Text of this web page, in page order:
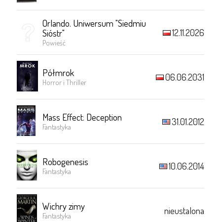
Orlando. Uniwersum "Siedmiu
Sióstr"
Powieść
12.11.2026
Półmrok
Horror i Thriller 06.06.2031
Mass Effect: Deception
Fantastyka 31.01.2012
Robogenesis
Fantastyka 10.06.2014
Wichry zimy
Fantastyka nieustalona